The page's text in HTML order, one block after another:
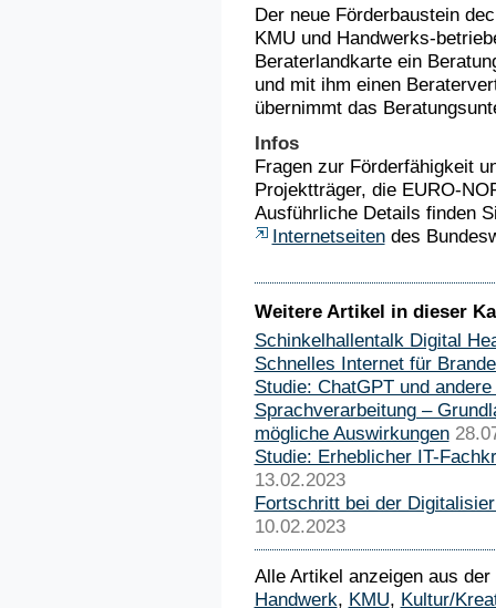
Der neue Förderbaustein
KMU und Handwerks-
Beraterlandkarte ein
und mit ihm einen
übernimmt das
Infos
Fragen zur Förderfähigkeit
Projektträger, die EURO-
Ausführliche Details finden
Internetseitendes
Weitere Artikel in dieser
Schinkelhallentalk Digital
Schnelles Internet für
Studie: ChatGPT und
Sprachverarbeitung –
mögliche Auswirkungen
Studie: Erheblicher IT-
13.02.2023
Fortschritt bei der
10.02.2023
Alle Artikel anzeigen aus
Handwerk, KMU, Kultur/